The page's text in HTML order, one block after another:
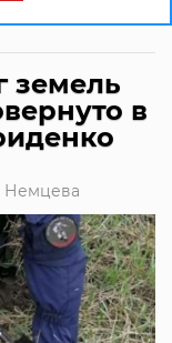
земель
в